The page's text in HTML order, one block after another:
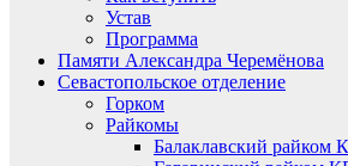
Устав
Программа
Памяти Александра Черемёнова
Севастопольское отделение
Горком
Райкомы
Балаклавский райком